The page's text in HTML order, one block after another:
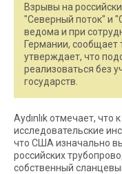
Взрывы на
"Северный поток" и
ведома и при
Германии, сообщает
утверждает, что
реализоваться без
государств.
Aydınlık отмечает,
исследовательские
что США изначально
российских
собственный